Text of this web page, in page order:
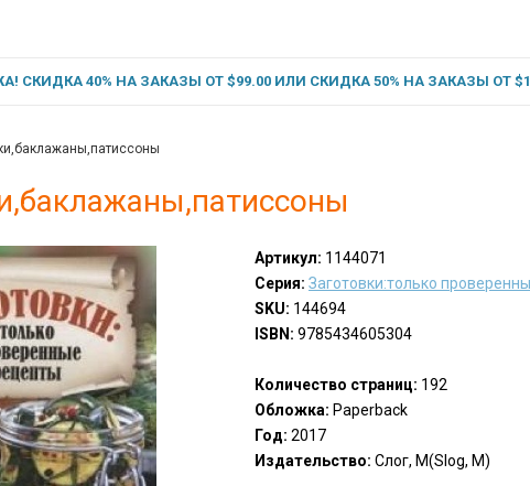
СКИДКА 40% НА ЗАКАЗЫ ОТ $99.00 ИЛИ СКИДКА 50% НА ЗАКАЗЫ ОТ
Артикул: 1144071
Серия: Заготовки:только
SKU: 144694
ISBN: 9785434605304
Количество страниц: 192
Обложка: Paperback
Год: 2017
Издательство: Слог, М(Slog, M)